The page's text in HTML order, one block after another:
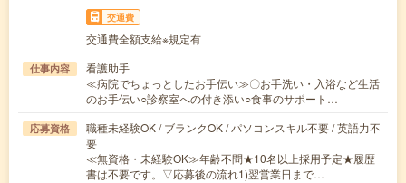
交通費
交通費全額支給※規定有
仕事内容
看護助手
≪病院でちょっとしたお手伝い≫〇お手洗い・入浴など生活
のお手伝い○診察室への付き添い○食事のサポート…
応募資格
職種未経験OK / ブランクOK / パソコンスキル不要 / 英語力不
要
≪無資格・未経験OK≫年齢不問★10名以上採用予定★履歴
書は不要です。▽応募後の流れ1)翌営業日まで…